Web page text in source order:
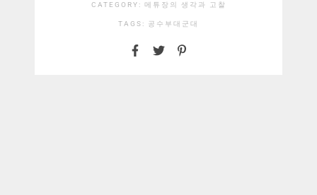
CATEGORY: 메튜장의 생각과 고찰
TAGS: 공수부대 군대